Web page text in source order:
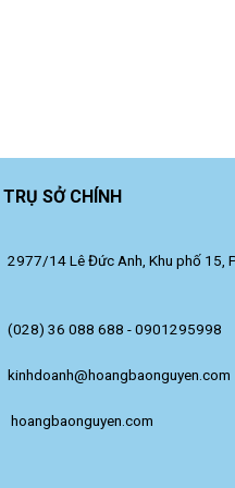
TRỤ SỞ CHÍNH
2977/14 Lê Đức Anh, Khu phố 15,
(028) 36 088 688 - 0901295998
kinhdoanh@hoangbaonguyen.com
hoangbaonguyen.com